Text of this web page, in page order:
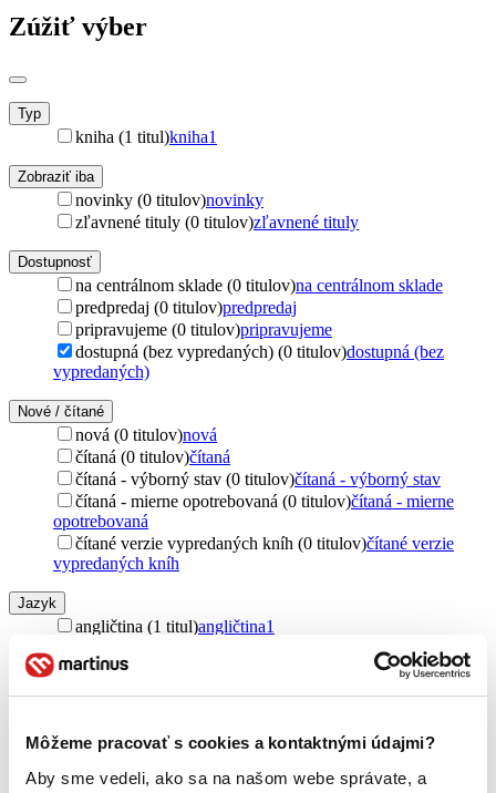
Môžeme pracovať s cookies a kontaktnými údajmi?
Aby sme vedeli, ako sa na našom webe správate, a
Zúžiť výber
Typ
kniha (1 titul)kniha1
Zobraziť iba
novinky (0 titulov)novinky
zľavnené tituly (0 titulov)zľavnené tituly
Dostupnosť
na centrálnom sklade (0 titulov)na centrálnom sklade
predpredaj (0 titulov)predpredaj
pripravujeme (0 titulov)pripravujeme
dostupná (bez vypredaných) (0 titulov)dostupná (bez
vypredaných)
Nové / čítané
nová (0 titulov)nová
čítaná (0 titulov)čítaná
čítaná - výborný stav (0 titulov)čítaná - výborný stav
čítaná - mierne opotrebovaná (0 titulov)čítaná - mierne
opotrebovaná
čítané verzie vypredaných kníh (0 titulov)čítané verzie
vypredaných kníh
Jazyk
angličtina (1 titul)angličtina1
Vydavateľstvo
Lyons Press (1 titul)Lyons Press1